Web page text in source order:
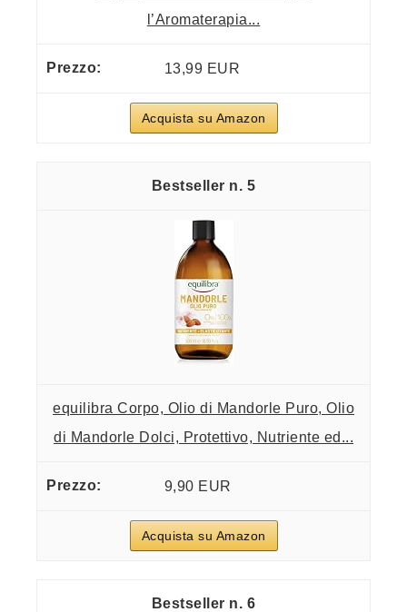
l’Aromaterapia...
13,99 EUR
Acquista su Amazon
5
equilibra Corpo, Olio di Mandorle Puro, Olio
di Mandorle Dolci, Protettivo, Nutriente ed...
9,90 EUR
Acquista su Amazon
6